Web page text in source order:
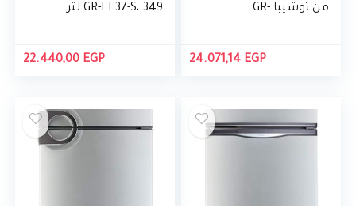
من توشيبا GR-
24.071,14 EGP
GR-EF37-S، 349 لتر
22.440,00 EGP